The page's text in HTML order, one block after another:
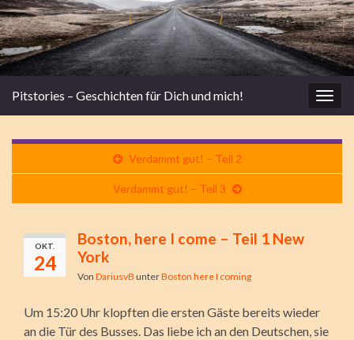
Pitstories – Geschichten für Dich und mich!
Verdammt gut! – Teil 2
Verdammt gut! – Teil 3
OKT.
24
Boston, here I come – Teil 1 New
York
Von DariusvB unterBoston here I coming
Um 15:20 Uhr klopften die ersten Gäste bereits wieder
an die Tür des Busses. Das liebe ich an den Deutschen, sie